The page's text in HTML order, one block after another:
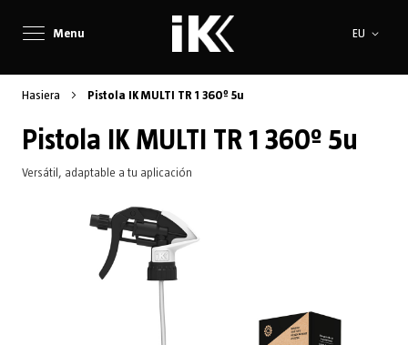
Menu Language
EU
Hasiera Pistola IK MULTI TR 1 360º 5u
Pistola IK MULTI TR 1 360º 5u
Versátil, adaptable a tu aplicación